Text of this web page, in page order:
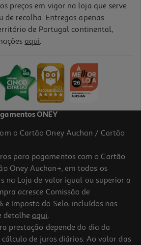
3-6 Anos
3-6 Anos
preços em vigor na loja que serve
de recolha. Entregas apenas
de Portugal continental,
aqui.
ONEY
o Cartão Oney Auchan / Cartão
para pagamentos com o Cartão
Oney Auchan+, em todos os
na Loja de valor igual ou superior a
acresce Comissão de
e Imposto do Selo, incluídos nas
detalhe aqui.
prestação depende do dia da
de juros diários. Ao valor das